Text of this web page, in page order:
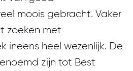
moois gebracht. Vaker
zoeken met
ineens heel wezenlijk. De
zijn tot Best